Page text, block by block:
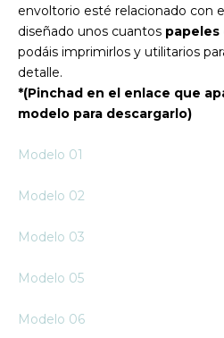
envoltorio esté relacionado con
diseñado unos cuantos papeles
podáis imprimirlos y utilitarios
detalle.
*(Pinchad en el enlace que
modelo para descargarlo)
Modelo 01
Modelo 02
Modelo 03
Modelo 05
Modelo 06